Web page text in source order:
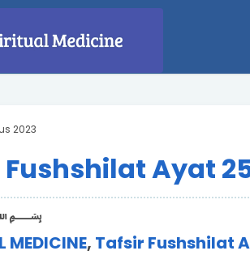
2023
Ayat
MEDICINE, Tafsir Fushshilat